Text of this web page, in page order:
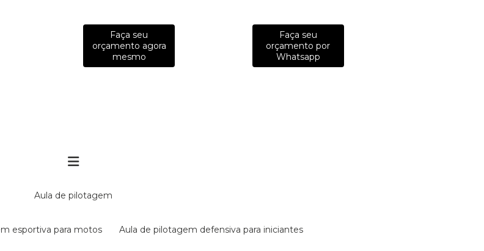
Faça seu
orçamento agora
mesmo
Faça seu
orçamento por
Whatsapp
aula de pilotagem
esportiva para motos aula de pilotagem defensiva para iniciantes